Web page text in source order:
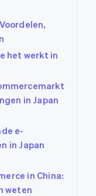
het werkt in
in Japan
e-
in Japan
in China:
weten